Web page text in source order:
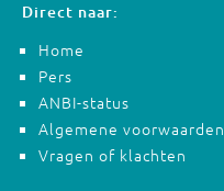
Direct naar:
Home
Pers
ANBI-status
Algemene voorwaarden
Vragen of klachten